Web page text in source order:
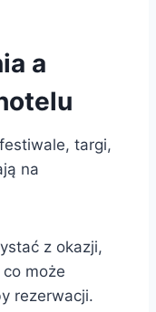
a
targi,
na
z okazji,
może
rezerwacji.